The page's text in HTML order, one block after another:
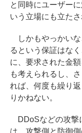
と同時にユーザー
いう立場にも立た
しかもやっかいな
るという保証はな
に、要求された金
も考えられるし、
れば、何度も繰り
りかねない。
DDoSなどの攻撃